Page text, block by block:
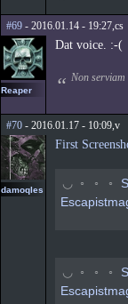
#69 - 2016.01.14 - 19:27,cs
Reaper
Dat voice. :-(
Non serviam
#70 - 2016.01.17 - 10:09,v
damoqles
First
◠ ◦ ◦ ◦
◠ ◦ ◦ ◦